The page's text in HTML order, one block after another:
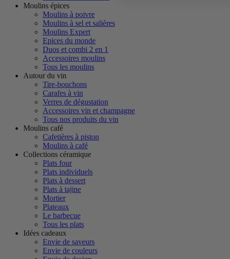
Moulins épices
Moulins à poivre
Moulins à sel et salières
Moulins Expert
Epices du monde
Duos et combi 2 en 1
Accessoires moulins
Tous les moulins
Autour du vin
Tire-bouchons
Carafes à vin
Verres de dégustation
Accessoires vin et champagne
Tous nos produits du vin
Moulins café
Cafetières à piston
Moulins à café
Collections céramique
Plats four
Plats individuels
Plats à dessert
Plats à tajine
Mortier
Plateaux
Le barbecue
Tous les plats
Idées cadeaux
Envie de saveurs
Envie de couleurs